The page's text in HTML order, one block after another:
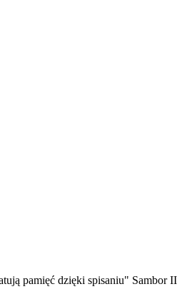
pamięć dzięki spisaniu" Sambor II